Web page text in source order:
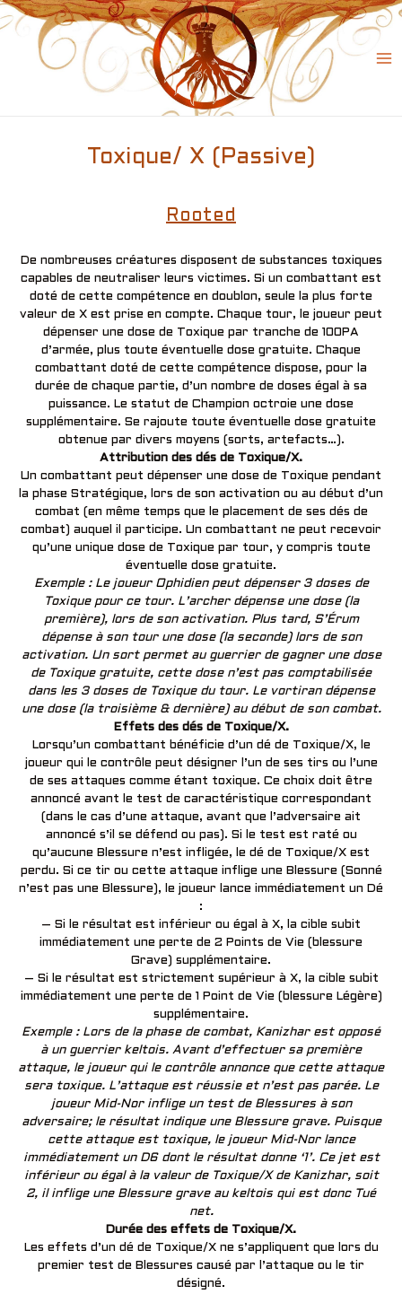
Skip
to
content
Toxique/ X (Passive)
Rooted
De nombreuses créatures disposent de substances toxiques
capables de neutraliser leurs victimes. Si un combattant est
doté de cette compétence en doublon, seule la plus forte
valeur de X est prise en compte. Chaque tour, le joueur peut
dépenser une dose de Toxique par tranche de 100PA
d’armée, plus toute éventuelle dose gratuite. Chaque
combattant doté de cette compétence dispose, pour la
durée de chaque partie, d’un nombre de doses égal à sa
puissance. Le statut de Champion octroie une dose
supplémentaire. Se rajoute toute éventuelle dose gratuite
obtenue par divers moyens (sorts, artefacts…).
Attribution des dés de Toxique/X.
Un combattant peut dépenser une dose de Toxique pendant
la phase Stratégique, lors de son activation ou au début d’un
combat (en même temps que le placement de ses dés de
combat) auquel il participe. Un combattant ne peut recevoir
qu’une unique dose de Toxique par tour, y compris toute
éventuelle dose gratuite.
Exemple : Le joueur Ophidien peut dépenser 3 doses de
Toxique pour ce tour. L’archer dépense une dose (la
première), lors de son activation. Plus tard, S’Érum
dépense à son tour une dose (la seconde) lors de son
activation. Un sort permet au guerrier de gagner une dose
de Toxique gratuite, cette dose n’est pas comptabilisée
dans les 3 doses de Toxique du tour. Le vortiran dépense
une dose (la troisième & dernière) au début de son combat.
Effets des dés de Toxique/X.
Lorsqu’un combattant bénéficie d’un dé de Toxique/X, le
joueur qui le contrôle peut désigner l’un de ses tirs ou l’une
de ses attaques comme étant toxique. Ce choix doit être
annoncé avant le test de caractéristique correspondant
(dans le cas d’une attaque, avant que l’adversaire ait
annoncé s’il se défend ou pas). Si le test est raté ou
qu’aucune Blessure n’est infligée, le dé de Toxique/X est
perdu. Si ce tir ou cette attaque inflige une Blessure (Sonné
n’est pas une Blessure), le joueur lance immédiatement un Dé
:
– Si le résultat est inférieur ou égal à X, la cible subit
immédiatement une perte de 2 Points de Vie (blessure
Grave) supplémentaire.
– Si le résultat est strictement supérieur à X, la cible subit
immédiatement une perte de 1 Point de Vie (blessure Légère)
supplémentaire.
Exemple : Lors de la phase de combat, Kanizhar est opposé
à un guerrier keltois. Avant d’effectuer sa première
attaque, le joueur qui le contrôle annonce que cette attaque
sera toxique. L’attaque est réussie et n’est pas parée. Le
joueur Mid-Nor inflige un test de Blessures à son
adversaire; le résultat indique une Blessure grave. Puisque
cette attaque est toxique, le joueur Mid-Nor lance
immédiatement un D6 dont le résultat donne ‘1’. Ce jet est
inférieur ou égal à la valeur de Toxique/X de Kanizhar, soit
2, il inflige une Blessure grave au keltois qui est donc Tué
net.
Durée des effets de Toxique/X.
Les effets d’un dé de Toxique/X ne s’appliquent que lors du
premier test de Blessures causé par l’attaque ou le tir
désigné.